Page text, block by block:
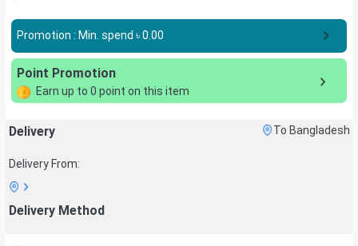
Promotion : Min. spend ৳0.00
Point Promotion
Earn up to 0 point on this item
Delivery To Bangladesh
Delivery From:
Delivery Method